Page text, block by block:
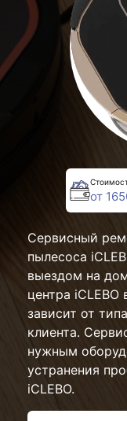
от
Сервисный
пылесоса
выездом на
центра iCLEBO
зависит от
клиента.
нужным
устранения
iCLEBO.